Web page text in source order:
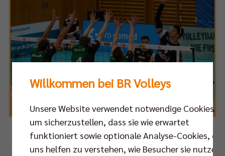
Foto: Michael Hundt
Willkommen bei BR Volleys
Unsere Website verwendet notwendige Cookies,
um sicherzustellen, dass sie wie erwartet
funktioniert sowie optionale Analyse-Cookies, die
uns helfen zu verstehen, wie Besucher sie nutzen,